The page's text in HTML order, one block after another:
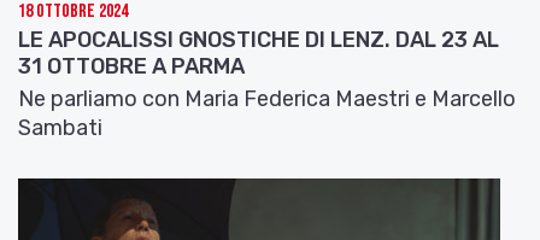
18 Ottobre 2024
LE APOCALISSI GNOSTICHE DI LENZ. DAL 23 AL
31 OTTOBRE A PARMA
Ne parliamo con Maria Federica Maestri e Marcello
Sambati